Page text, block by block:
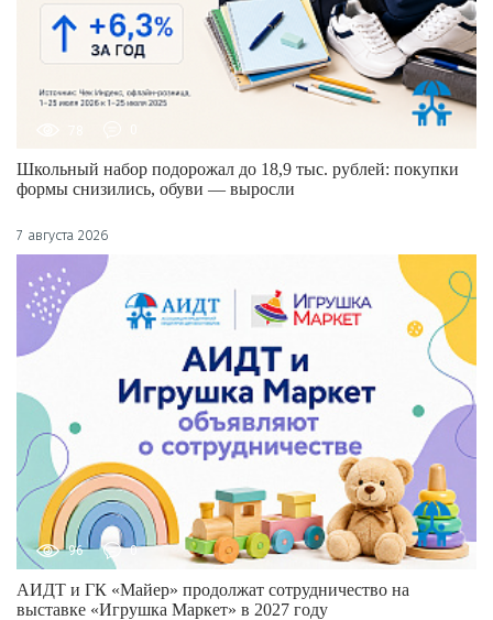
Школьный набор подорожал до 18,9 тыс. рублей: покупки
формы снизились, обуви — выросли
7 августа 2026
96 0
АИДТ и ГК «Майер» продолжат сотрудничество на
выставке «Игрушка Маркет» в 2027 году